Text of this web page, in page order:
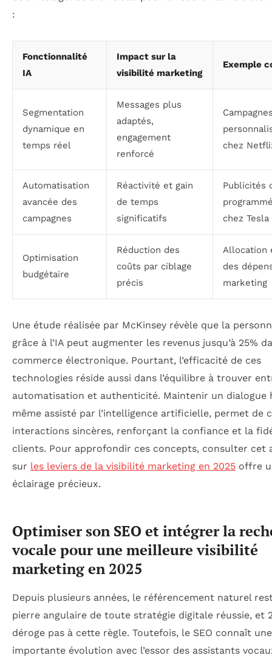
:
Fonctionnalité
IA
Impact sur la
visibilité marketing
Exemple
Segmentation
dynamique en
temps réel
Messages plus
adaptés,
engagement
renforcé
chez
Automatisation
avancée des
campagnes
Réactivité et gain
de temps
significatifs
Publicités
chez Tesla
Optimisation
budgétaire
Réduction des
coûts par ciblage
précis
Allocation
des
marketing
Une étude réalisée par McKinsey révèle que la
grâce à l’IA peut augmenter les revenus jusqu’à 25%
commerce électronique. Pourtant, l’efficacité de ces
technologies réside aussi dans l’équilibre à trouver
automatisation et authenticité. Maintenir un dialogue
même assisté par l’intelligence artificielle, permet de
interactions sincères, renforçant la confiance et la
clients. Pour approfondir ces concepts, consulter cet
sur les leviers de la visibilité marketing en 2025 offre
éclairage précieux.
Optimiser son SEO et intégrer la
vocale pour une meilleure visibilité
marketing en 2025
Depuis plusieurs années, le référencement naturel
pierre angulaire de toute stratégie digitale réussie, et
déroge pas à cette règle. Toutefois, le SEO connaît une
importante évolution avec l’essor des assistants